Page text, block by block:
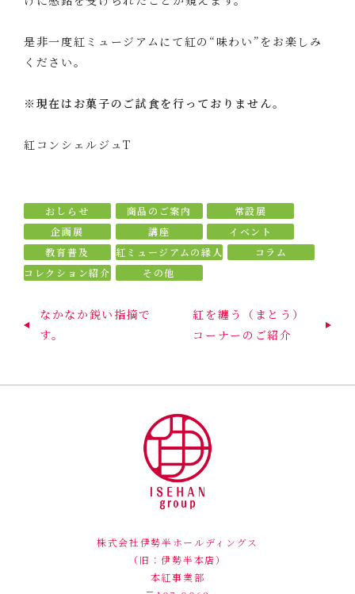
是非一度紅ミュージアムにて紅の“味わい”をお楽しみ
ください。
※現在はお菓子のご試食を行っておりません。
紅コンシェルジュT
おしらせ 商品のご案内
常設展
企画展
講座
イベント
教育普及
紅ミュージアムの縁人
コラム
コレクション紹介
その他
なかなか鋭い指摘で
す。
紅を纏う（まとう）
コーナーのご紹介
株式会社伊勢半ホールディングス
（旧：伊勢半本店）
本紅事業部